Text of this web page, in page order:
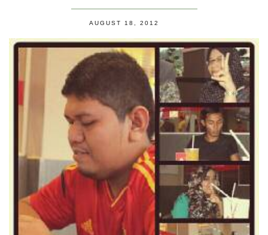
AUGUST 18, 2012